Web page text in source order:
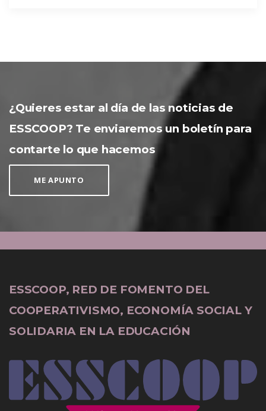
¿Quieres estar al día de las noticias de
ESSCOOP? Te enviaremos un boletín para
contarte lo que hacemos
ME APUNTO
ESSCOOP, RED DE FOMENTO DEL
COOPERATIVISMO, ECONOMÍA SOCIAL Y
SOLIDARIA EN LA EDUCACIÓN